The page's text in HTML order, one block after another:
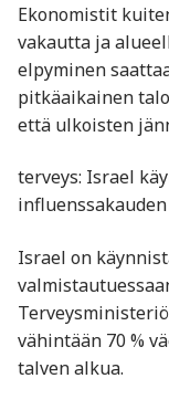
Ekonomistit
vakautta ja
elpyminen
pitkäaikainen
että ulkoisten
terveys: Israel
Israel on
vähintään 70 %
talven alkua.